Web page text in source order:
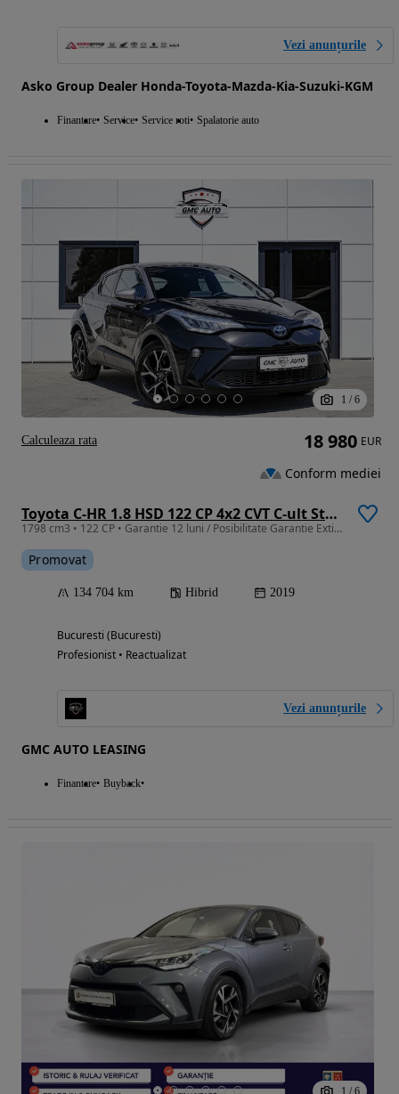
Vezi anunțurile
Asko Group Dealer Honda-Toyota-Mazda-Kia-Suzuki-KGM
Finantare Service Service roti Spalatorie auto
1 / 6
Toyota C-HR 1.8 HSD 122 CP 4x2 CVT C-ult Style bi-tone
1798 cm3 • 122 CP • Garantie 12 luni / Posibilitate Garantie Extinsa / Rate / Credit Auto
Promovat
134 704 km Hibrid 2019
Bucuresti (Bucuresti)
Profesionist • Reactualizat
Vezi anunțurile
GMC AUTO LEASING
Finantare Buyback
18 980 EUR
Conform mediei
Calculeaza rata
1 / 6